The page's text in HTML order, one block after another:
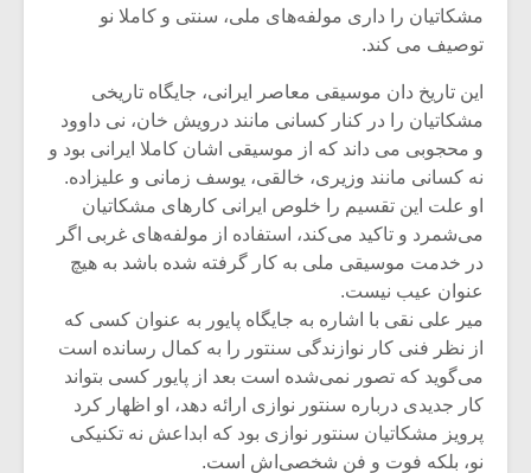
مشکاتیان را داری مولفه‌های ملی، سنتی و کاملا نو
توصیف می کند.
این تاریخ دان موسیقی معاصر ایرانی، جایگاه تاریخی
مشکاتیان را در کنار کسانی مانند درویش خان، نی داوود
و محجوبی می داند که از موسیقی اشان کاملا ایرانی بود و
نه کسانی مانند وزیری، خالقی، یوسف زمانی و علیزاده.
او علت این تقسیم را خلوص ایرانی کارهای مشکاتیان
می‌شمرد و تاکید می‌کند، استفاده از مولفه‌های غربی اگر
در خدمت موسیقی ملی به کار گرفته شده باشد به هیچ
عنوان عیب نیست.
میر علی نقی با اشاره به جایگاه پایور به عنوان کسی که
از نظر فنی کار نوازندگی سنتور را به کمال رسانده است
می‌گوید که تصور نمی‌شده است بعد از پایور کسی بتواند
کار جدیدی درباره سنتور نوازی ارائه دهد، او اظهار کرد
پرویز مشکاتیان سنتور نوازی بود که ابداعش نه تکنیکی
نو، بلکه فوت و فن شخصی‌اش است.
یادداشتی بر موسیقی
شیش و نیم»
اگر نمی توانی
مشهورترین باشی،
بدنام ترین باش
سکانسی
موسیقی